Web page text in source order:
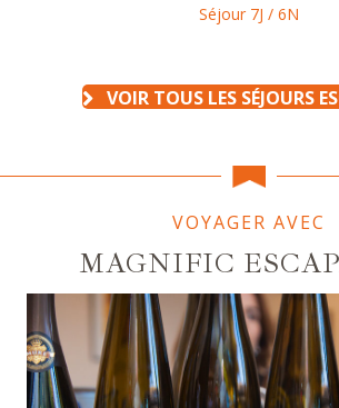
Séjour 7J / 6N
VOIR TOUS LES SÉJOURS
VOYAGER AVEC
MAGNIFIC